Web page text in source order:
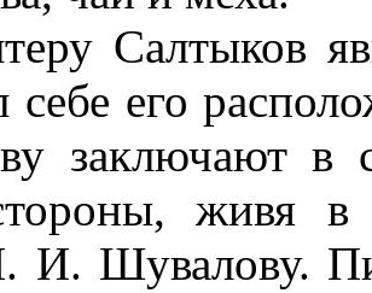
Салтыков
себе его
заключают в
живя в
И. Шувалову.